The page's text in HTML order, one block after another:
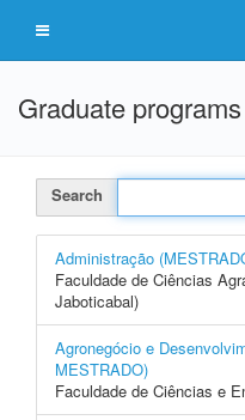
Graduate programs
Search
Administração
Faculdade de Ciências
Jaboticabal)
Agronegócio e
MESTRADO)
Faculdade de Ciências e